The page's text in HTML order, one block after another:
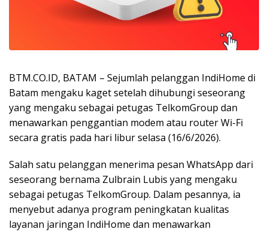
BTM.CO.ID, BATAM – Sejumlah pelanggan IndiHome di
Batam mengaku kaget setelah dihubungi seseorang
yang mengaku sebagai petugas TelkomGroup dan
menawarkan penggantian modem atau router Wi-Fi
secara gratis pada hari libur selasa (16/6/2026).
Salah satu pelanggan menerima pesan WhatsApp dari
seseorang bernama Zulbrain Lubis yang mengaku
sebagai petugas TelkomGroup. Dalam pesannya, ia
menyebut adanya program peningkatan kualitas
layanan jaringan IndiHome dan menawarkan